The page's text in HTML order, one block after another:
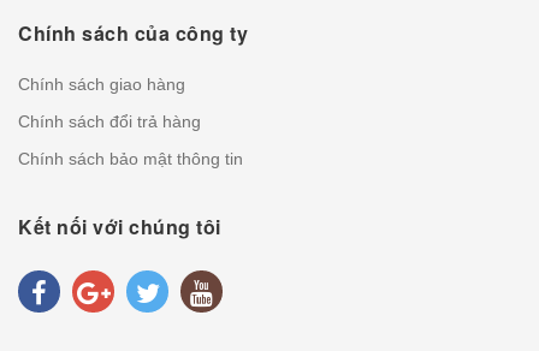
Chính sách của công ty
Chính sách giao hàng
Chính sách đổi trả hàng
Chính sách bảo mật thông tin
Kết nối với chúng tôi